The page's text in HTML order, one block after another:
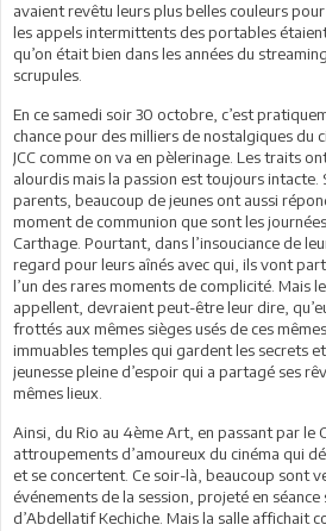
avaient revêtu leurs plus belles couleurs
les appels intermittents des portables
qu’on était bien dans les années du
scrupules.
En ce samedi soir 30 octobre, c’est
chance pour des milliers de nostalgiques du
JCC comme on va en pèlerinage. Les traits
alourdis mais la passion est toujours intacte.
parents, beaucoup de jeunes ont aussi
moment de communion que sont les
Carthage. Pourtant, dans l’insouciance de
regard pour leurs aînés avec qui, ils vont
l’un des rares moments de complicité. Mais
appellent, devraient peut-être leur dire,
frottés aux mêmes sièges usés de ces
immuables temples qui gardent les secrets
jeunesse pleine d’espoir qui a partagé ses
mêmes lieux.
Ainsi, du Rio au 4ème Art, en passant par le
attroupements d’amoureux du cinéma qui
et se concertent. Ce soir-là, beaucoup sont
événements de la session, projeté en séance
d’Abdellatif Kechiche. Mais la salle affichait